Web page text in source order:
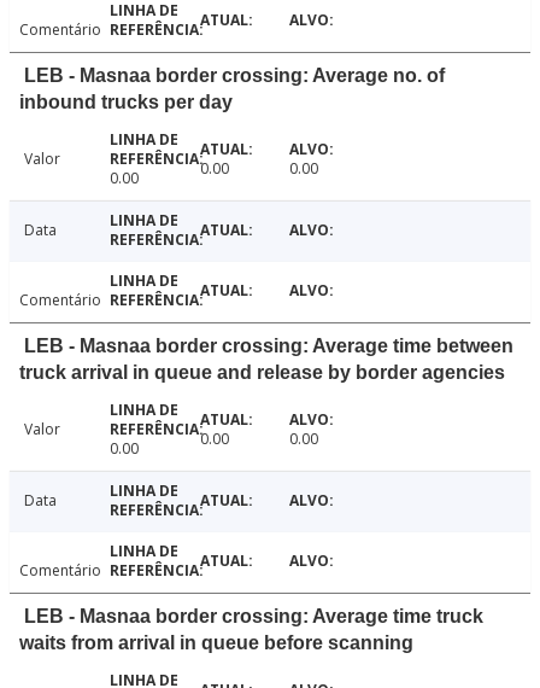
Comentário
LEB - Masnaa border crossing: Average no. of
inbound trucks per day
Valor
0.00
0.00 0.00
Data
Comentário
LEB - Masnaa border crossing: Average time between
truck arrival in queue and release by border agencies
Valor
0.00
0.00 0.00
Data
Comentário
LEB - Masnaa border crossing: Average time truck
waits from arrival in queue before scanning